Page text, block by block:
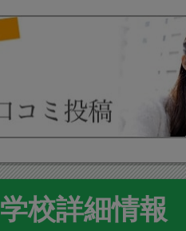
学校詳細情報